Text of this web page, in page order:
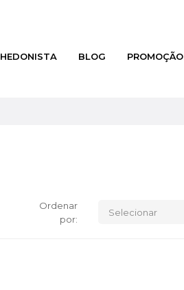
HEDONISTA BLOG PROMOÇÃO
Ordenar
por:
Selecionar